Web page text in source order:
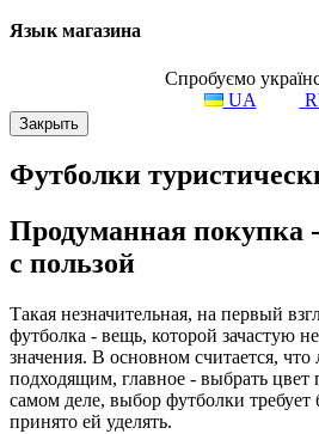
Язык магазина
Спробуємо
UA
Закрыть
Футболки
Продуманная покупка
с пользой
Такая незначительная, на первый
футболка - вещь, которой зачастую
значения. В основном считается,
подходящим, главное - выбрать цвет
самом деле, выбор футболки
принято ей уделять.